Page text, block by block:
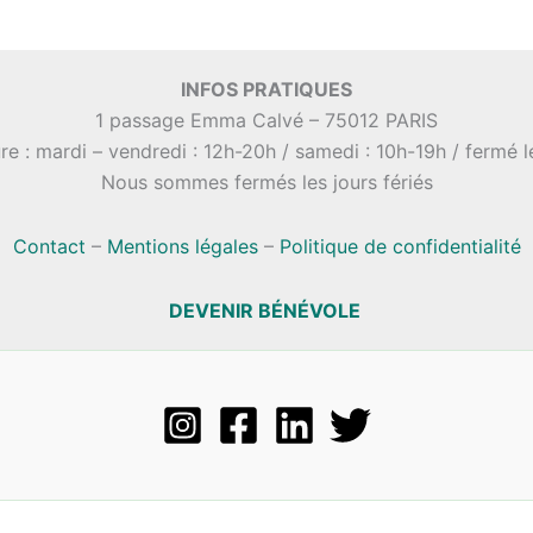
INFOS PRATIQUES
1 passage Emma Calvé – 75012 PARIS
: mardi – vendredi : 12h-20h / samedi : 10h-19h / fermé
Nous sommes fermés les jours fériés
Contact – Mentions légales– Politique de confidentialité
DEVENIR BÉNÉVOLE